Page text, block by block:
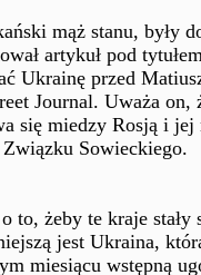
mąż stanu, były
artykuł pod
Ukrainę przed
Journal. Uważa on,
się miedzy Rosją i jej
Związku Sowieckiego.
to, żeby te kraje
jest Ukraina,
miesiącu wstępną